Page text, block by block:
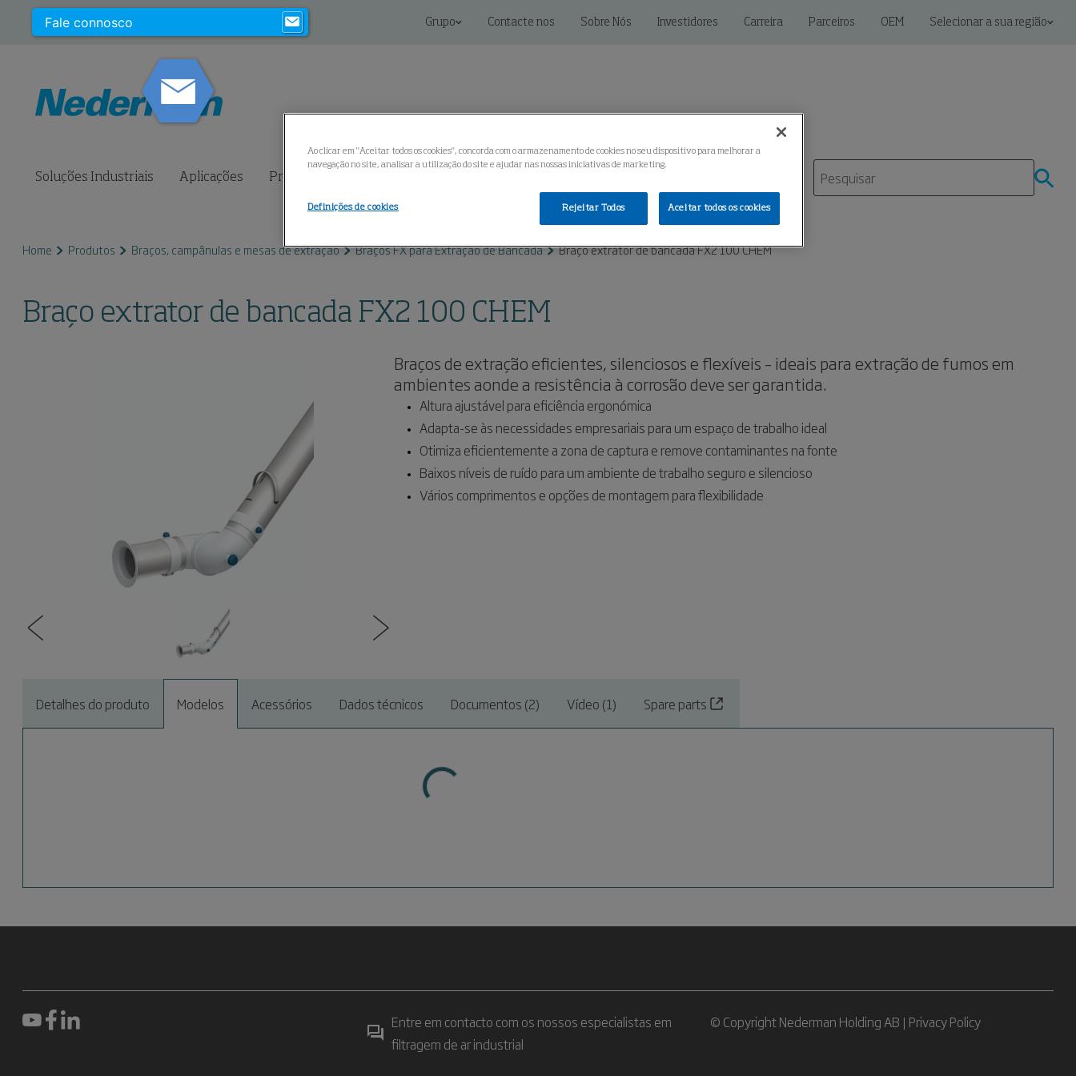
Grupo Contacte nos Sobre Nós Investidores Carreira Parceiros OEM Selecionar a sua região
Soluções Industriais Aplicações Produtos
Home Produtos Braços, campânulas e mesas de extração Braços FX para Extração de Bancada Braço extrator de bancada FX2 100 CHEM
Braço extrator de bancada FX2 100 CHEM
Braços de extração eficientes, silenciosos e flexíveis – ideais para extração de fumos em
ambientes aonde a resistência à corrosão deve ser garantida.
Altura ajustável para eficiência ergonómica
Adapta-se às necessidades empresariais para um espaço de trabalho ideal
Otimiza eficientemente a zona de captura e remove contaminantes na fonte
Baixos níveis de ruído para um ambiente de trabalho seguro e silencioso
Vários comprimentos e opções de montagem para flexibilidade
Detalhes do produto Modelos Acessórios Dados técnicos Documentos (2) Vídeo (1) Spare parts
Entre em contacto com os nossos especialistas em
filtragem de ar industrial
© Copyright Nederman Holding AB | Privacy Policy
Ao clicar em "Aceitar todos os cookies", concorda com o armazenamento de cookies no seu dispositivo para melhorar a
navegação no site, analisar a utilização do site e ajudar nas nossas iniciativas de marketing.
Rejeitar Todos Aceitar todos os cookies
Definições de cookies
Fale connosco